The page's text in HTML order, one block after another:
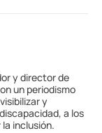
y director de
un periodismo
y
a los
inclusión.